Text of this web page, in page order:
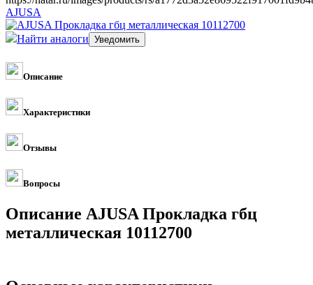
AJUSA
Найти аналоги
Описание
Характеристики
Отзывы
Вопросы
Описание AJUSA Прокладка гбц
металлическая 10112700